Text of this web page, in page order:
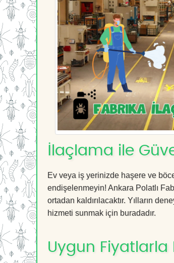
İlaçlama ile
Ev veya iş yerinizde haşere ve
endişelenmeyin! Ankara Polatlı
ortadan kaldırılacaktır. Yılların
hizmeti sunmak için buradadır.
Uygun Fiyatlarla